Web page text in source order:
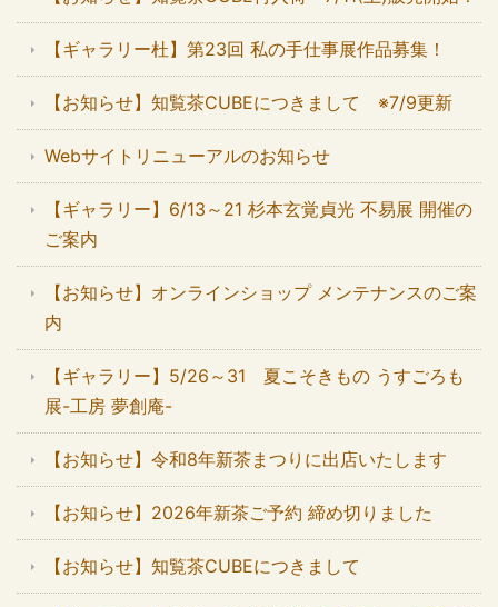
【ギャラリー杜】第23回 私の手仕事展作品募集！
【お知らせ】知覧茶CUBEにつきまして ※7/9更新
Webサイトリニューアルのお知らせ
【ギャラリー】6/13～21 杉本玄覚貞光 不易展 開催の
ご案内
【お知らせ】オンラインショップ メンテナンスのご案
内
【ギャラリー】5/26～31 夏こそきもの うすごろも
展-工房 夢創庵-
【お知らせ】令和8年新茶まつりに出店いたします
【お知らせ】2026年新茶ご予約 締め切りました
【お知らせ】知覧茶CUBEにつきまして